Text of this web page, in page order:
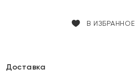
В ИЗБРАННОЕ
Доставка